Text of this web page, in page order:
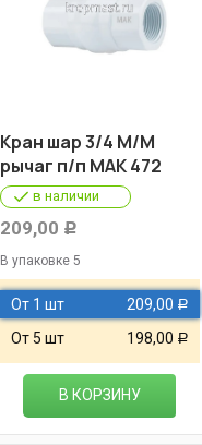
Кран шар 3/4 М/М
рычаг п/п МАК 472
в наличии
209,00 Р
В упаковке 5
От 1 шт 209,00 Р
От 5 шт 198,00 Р
В КОРЗИНУ